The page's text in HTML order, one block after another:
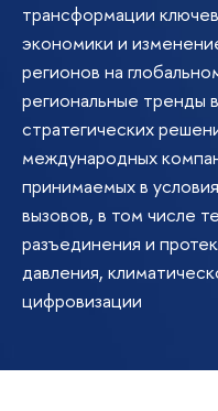
трансформации
экономики и
регионов на
региональные тренды
стратегических
международных
принимаемых в
вызовов, в том числе
разъединения и
давления,
цифровизации